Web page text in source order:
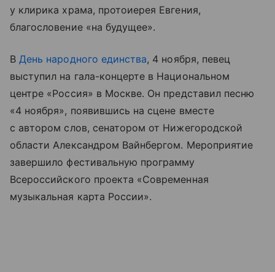
у клирика храма, протоиерея Евгения,
благословение «на будущее».
В День народного единства, 4 ноября, певец
выступил на гала-концерте в Национальном
центре «Россия» в Москве. Он представил песню
«4 ноября», появившись на сцене вместе
с автором слов, сенатором от Нижегородской
области Александром Вайнбергом. Мероприятие
завершило фестивальную программу
Всероссийского проекта «Современная
музыкальная карта России».